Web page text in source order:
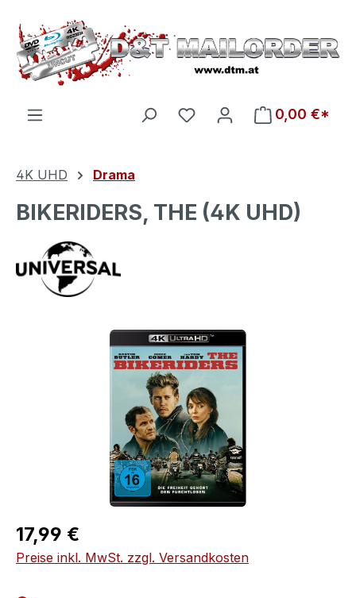
Zum Hauptinhalt springen
Du hast 0 Produkte auf
0,00 €*
4K UHD Drama
BIKERIDERS, THE (4K UHD)
Bildergalerie überspringen
Regulärer Preis:
17,99 €
Preise inkl. MwSt. zzgl. Versandkosten